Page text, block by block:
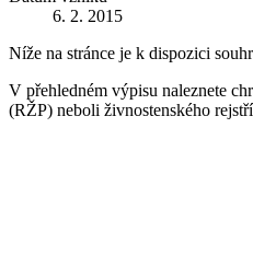
6. 2. 2015
Níže na stránce je k dispozici
V přehledném výpisu naleznete
(RŽP) neboli živnostenského